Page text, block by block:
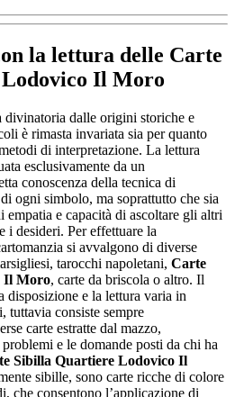
la lettura delle Carte
Il Moro
divinatoria dalle origini storiche e
è rimasta invariata sia per quanto
di interpretazione. La lettura
esclusivamente da un
conoscenza della tecnica di
ogni simbolo, ma soprattutto che sia
e capacità di ascoltare gli altri
i desideri. Per effettuare la
si avvalgono di diverse
tarocchi napoletani, Carte
Il Moro, carte da briscola o altro. Il
disposizione e la lettura varia in
tuttavia consiste sempre
carte estratte dal mazzo,
e le domande posti da chi ha
Sibilla Quartiere Lodovico Il
sibille, sono carte ricche di colore
che consentono l’applicazione di